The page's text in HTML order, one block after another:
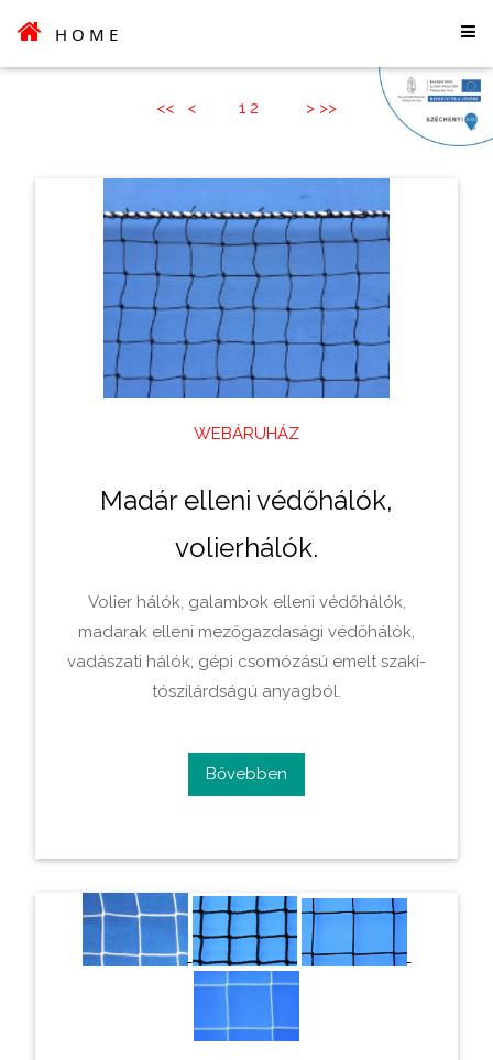
HOME
<< < 1 2 > >>
WEBÁRUHÁZ
Madár elleni védőhálók,
volierhálók.
Volier hálók, galambok elleni védőhálók,
madarak elleni mezőgazdasági védőhálók,
vadászati hálók, gépi csomózású emelt szakí­
tószilárdságú anyagból.
Bővebben